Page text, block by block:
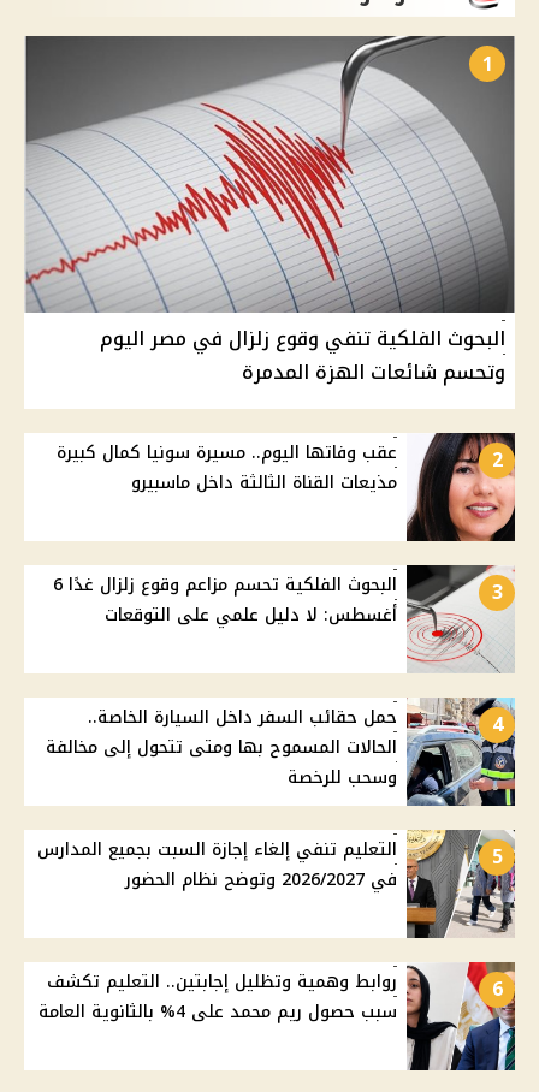
1
البحوث الفلكية تنفي وقوع زلزال في مصر اليوم
وتحسم شائعات الهزة المدمرة
2
عقب وفاتها اليوم.. مسيرة سونيا كمال كبيرة
مذيعات القناة الثالثة داخل ماسبيرو
3
البحوث الفلكية تحسم مزاعم وقوع زلزال غدًا 6
أغسطس: لا دليل علمي على التوقعات
4
حمل حقائب السفر داخل السيارة الخاصة..
الحالات المسموح بها ومتى تتحول إلى مخالفة
وسحب للرخصة
5
التعليم تنفي إلغاء إجازة السبت بجميع المدارس
في 2026/2027 وتوضح نظام الحضور
6
روابط وهمية وتظليل إجابتين.. التعليم تكشف
سبب حصول ريم محمد على 4% بالثانوية العامة